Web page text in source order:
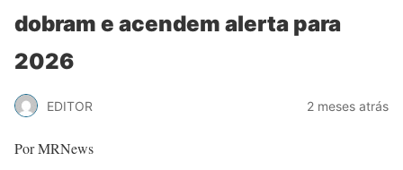
dobram e acendem alerta para
2026
EDITOR 2 meses atrás
Por MRNews